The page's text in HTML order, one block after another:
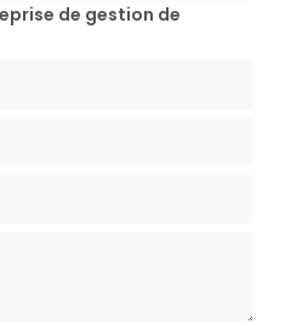
de gestion de